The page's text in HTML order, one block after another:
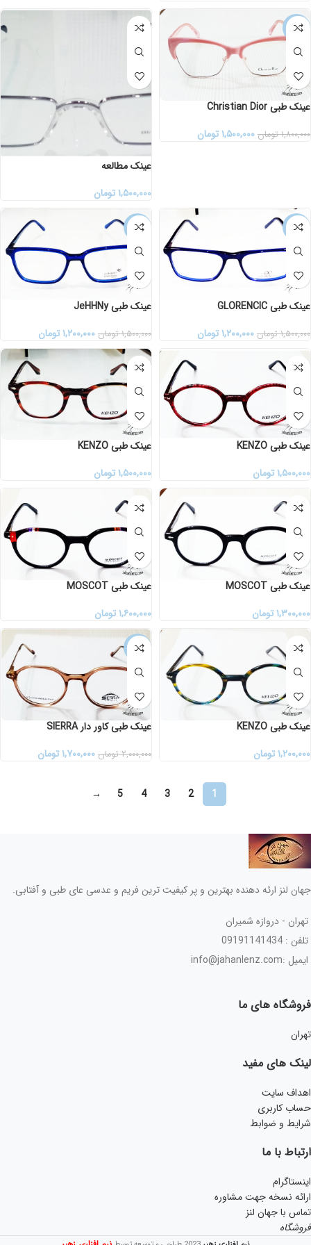
-17%
عینک طبی Christian Dior
۱,۸۰۰,۰۰۰ تومان ۱,۵۰۰,۰۰۰تومان
عینک مطالعه
۱,۵۰۰,۰۰۰تومان
-20%
عینک طبی GLORENCIC
۱,۵۰۰,۰۰۰ تومان ۱,۲۰۰,۰۰۰تومان
-20%
عینک طبی JeHHNy
۱,۵۰۰,۰۰۰ تومان ۱,۲۰۰,۰۰۰تومان
عینک طبی KENZO
۱,۵۰۰,۰۰۰تومان
عینک طبی KENZO
۱,۵۰۰,۰۰۰تومان
عینک طبی MOSCOT
۱,۳۰۰,۰۰۰تومان
عینک طبی MOSCOT
۱,۶۰۰,۰۰۰تومان
عینک طبی KENZO
۱,۲۰۰,۰۰۰تومان
-15%
عینک طبی کاور دار SIERRA
۲,۰۰۰,۰۰۰ تومان ۱,۷۰۰,۰۰۰تومان
1
2
3
4
5
→
جهان لنز ارئه دهنده بهترین و پر کیفیت ترین فریم و عدسی عای طبی و آفتابی.
تهران - دروازه شمیران
تلفن : 09191141434
ایمیل :info@jahanlenz.com
فروشگاه های ما
تهران
لینک های مفید
اهداف سایت
حساب کاربری
شرایط و ضوابط
ارتباط با ما
اینستاگرام
ارائه نسخه جهت مشاوره
تماس با جهان لنز
فروشگاه